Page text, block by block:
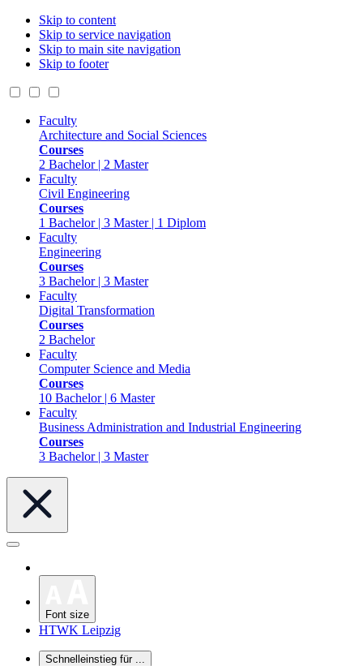
Skip to content
Skip to service navigation
Skip to main site navigation
Skip to footer
Faculty
Architecture and Social Sciences
Courses
2 Bachelor | 2 Master
Faculty
Civil Engineering
Courses
1 Bachelor | 3 Master | 1 Diplom
Faculty
Engineering
Courses
3 Bachelor | 3 Master
Faculty
Digital Transformation
Courses
2 Bachelor
Faculty
Computer Science and Media
Courses
10 Bachelor | 6 Master
Faculty
Business Administration and Industrial Engineering
Courses
3 Bachelor | 3 Master
Font size
HTWK Leipzig
Schnelleinstieg für ...